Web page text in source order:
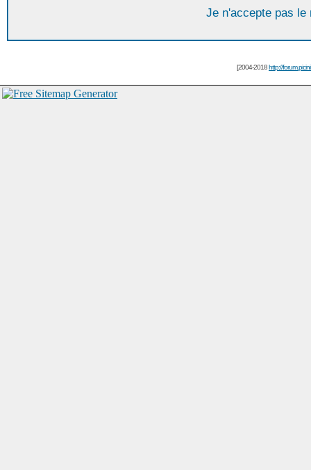
Je n'accepte pas le
[2004-2018http://